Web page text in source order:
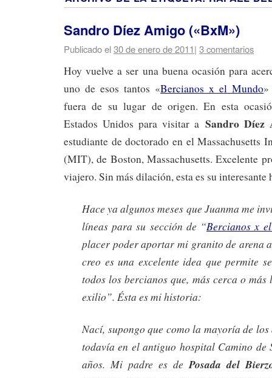
Sandro Díez Amigo («BxM»)
Publicado el30 de enero de 2011| 3 comentarios
Hoy vuelve a ser una buena ocasión para
uno de esos tantos «Bercianos x el Mundo
fuera de su lugar de origen. En esta
Estados Unidos para visitar a Sandro
estudiante de doctorado en el Massachusetts
(MIT), de Boston, Massachusetts. Excelente
viajero. Sin más dilación, esta es su interesante
Hace ya algunos meses que Juanma me
líneas para su sección de “Bercianos x
placer poder aportar mi granito de arena
creo es una excelente idea que permite
todos los bercianos que, más cerca o más
exilio”. Ésta es mi historia:
Nací, supongo que como la mayoría de
todavía en el antiguo hospital Camino de
años. Mi padre es dePosada del